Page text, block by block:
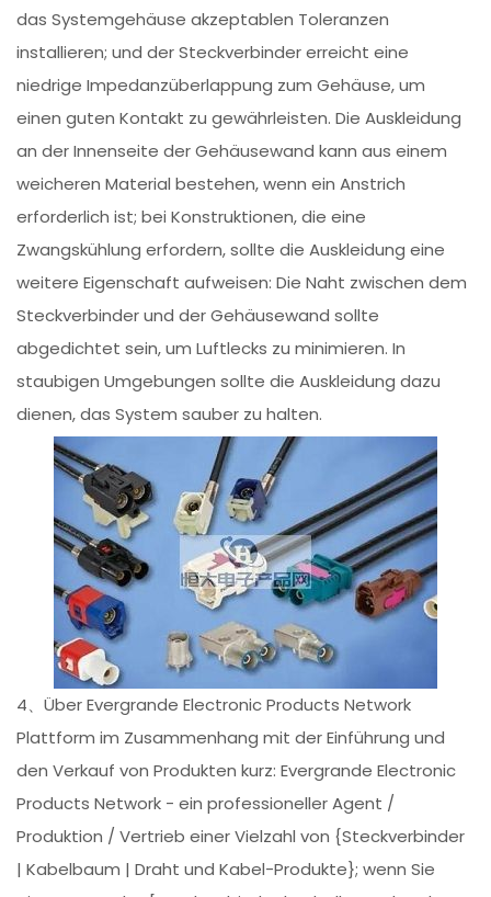
das Systemgehäuse akzeptablen Toleranzen
installieren; und der Steckverbinder erreicht eine
niedrige Impedanzüberlappung zum Gehäuse, um
einen guten Kontakt zu gewährleisten. Die Auskleidung
an der Innenseite der Gehäusewand kann aus einem
weicheren Material bestehen, wenn ein Anstrich
erforderlich ist; bei Konstruktionen, die eine
Zwangskühlung erfordern, sollte die Auskleidung eine
weitere Eigenschaft aufweisen: Die Naht zwischen dem
Steckverbinder und der Gehäusewand sollte
abgedichtet sein, um Luftlecks zu minimieren. In
staubigen Umgebungen sollte die Auskleidung dazu
dienen, das System sauber zu halten.
4、Über Evergrande Electronic Products Network
Plattform im Zusammenhang mit der Einführung und
den Verkauf von Produkten kurz: Evergrande Electronic
Products Network - ein professioneller Agent /
Produktion / Vertrieb einer Vielzahl von {Steckverbinder
| Kabelbaum | Draht und Kabel-Produkte}; wenn Sie